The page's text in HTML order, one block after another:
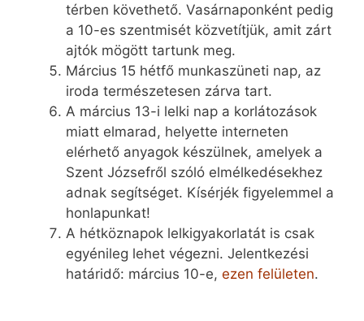
térben követhető. Vasárnaponként pedig
a 10-es szentmisét közvetítjük, amit zárt
ajtók mögött tartunk meg.
Március 15 hétfő munkaszüneti nap, az
iroda természetesen zárva tart.
A március 13-i lelki nap a korlátozások
miatt elmarad, helyette interneten
elérhető anyagok készülnek, amelyek a
Szent Józsefről szóló elmélkedésekhez
adnak segítséget. Kísérjék figyelemmel a
honlapunkat!
A hétköznapok lelkigyakorlatát is csak
egyénileg lehet végezni. Jelentkezési
határidő: március 10-e, ezen felületen.